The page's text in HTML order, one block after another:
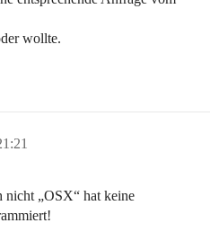
wollte.
nicht „OSX“ hat keine